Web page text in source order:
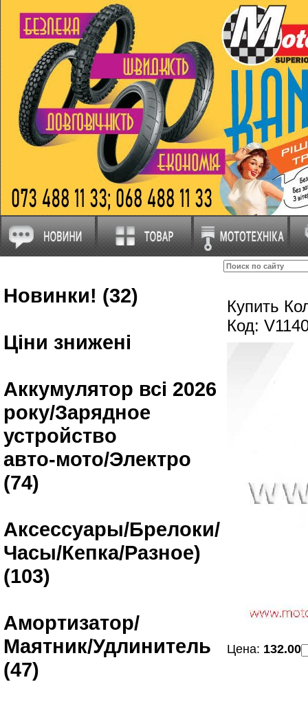
Новинки! (32)
Ціни знижені
Аккумулятор всі 2026
року/Зарядное
устройство
авто-мото/Электро
(74)
Аксессуары/Брелоки/
Часы/Кепка/Разное)
(103)
Амортизатор/
Маятник/Удлинитель
(47)
Купить
Код:
Цена: 132.00